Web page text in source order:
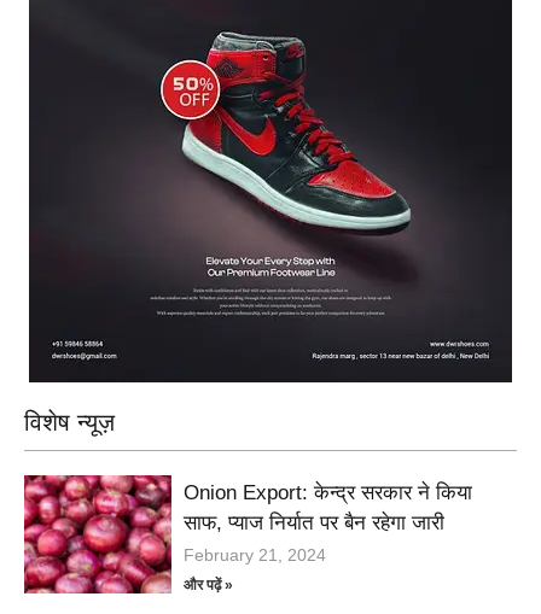
विशेष न्यूज़
Onion Export: केन्द्र सरकार ने किया
साफ, प्याज निर्यात पर बैन रहेगा जारी
February 21, 2024
और पढ़ें »